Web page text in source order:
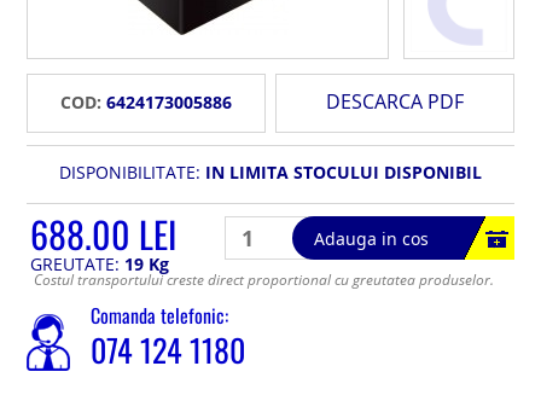
COD: 6424173005886 DESCARCA PDF
DISPONIBILITATE: IN LIMITA STOCULUI DISPONIBIL
688.00 LEI
Adauga in cos
GREUTATE: 19 Kg
Costul transportului creste direct proportional cu greutatea produselor.
Comanda telefonic:
074 124 1180